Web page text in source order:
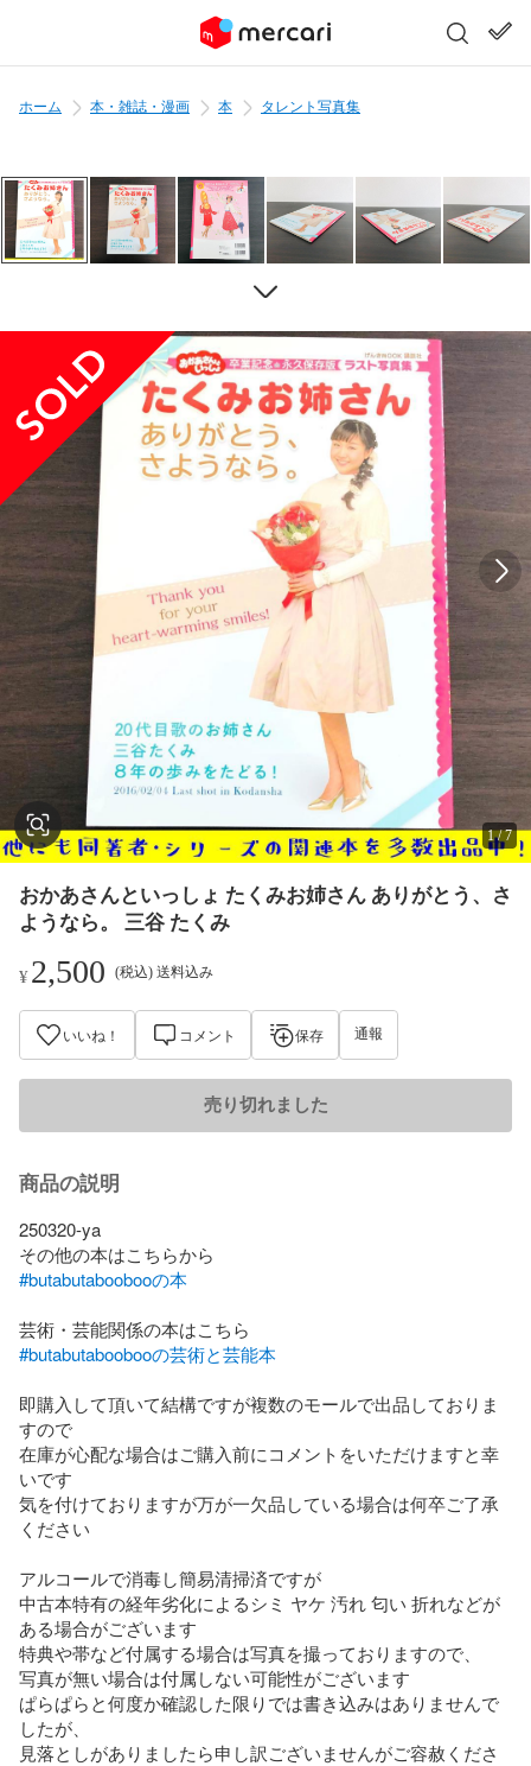
ホーム 本・雑誌・漫画 本 タレント写真集
1/7
おかあさんといっしょ たくみお姉さん ありがとう、さ
ようなら。 三谷 たくみ
¥2,500 (税込) 送料込み
いいね！ コメント 保存 通報
売り切れました
商品の説明
250320-ya
#butabutaboobooの本
#butabutaboobooの芸術と芸能本
即購入して頂いて結構ですが複数のモールで出品しておりま
すので
在庫が心配な場合はご購入前にコメントをいただけますと幸
いです
気を付けておりますが万が一欠品している場合は何卒ご了承
ください
アルコールで消毒し簡易清掃済ですが
中古本特有の経年劣化によるシミ ヤケ 汚れ 匂い 折れなどが
ある場合がございます
特典や帯など付属する場合は写真を撮っておりますので、
写真が無い場合は付属しない可能性がございます
ぱらぱらと何度か確認した限りでは書き込みはありませんで
したが、
見落としがありましたら申し訳ございませんがご容赦くださ